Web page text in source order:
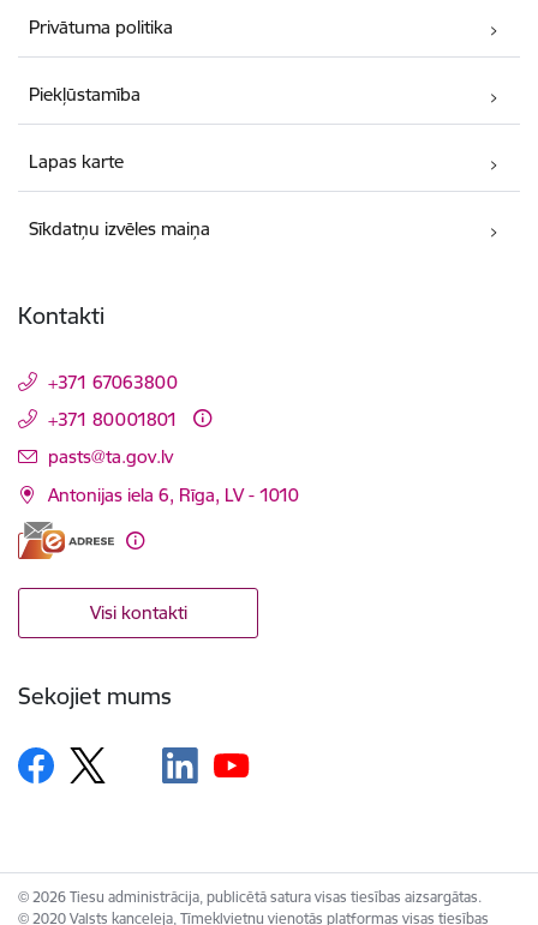
Privātuma politika
Piekļūstamība
Lapas karte
Sīkdatņu izvēles maiņa
Kontakti
+371 67063800
+371 80001801
E-pasts:
pasts@ta.gov.lv
Antonijas iela 6, Rīga, LV - 1010
Visi kontakti
Sekojiet mums
© 2026 Tiesu administrācija, publicētā satura visas tiesības aizsargātas.
© 2020 Valsts kanceleja, Tīmekļvietņu vienotās platformas visas tiesības